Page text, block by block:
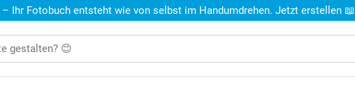
– Ihr Fotobuch entsteht wie von selbst im Handumdrehen. Jetzt erstellen 📖